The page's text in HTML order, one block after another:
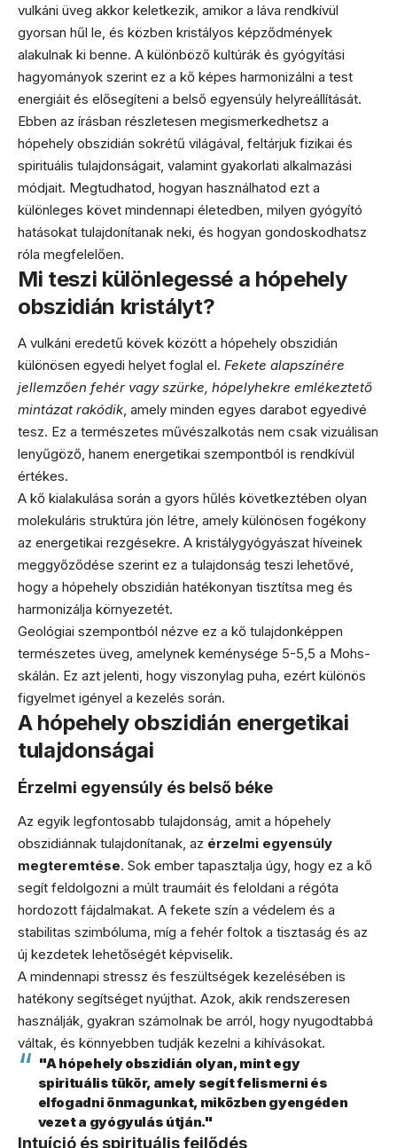
vulkáni üveg akkor keletkezik, amikor a láva rendkívül
gyorsan hűl le, és közben kristályos képződmények
alakulnak ki benne. A különböző kultúrák és gyógyítási
hagyományok szerint ez a kő képes harmonizálni a test
energiáit és elősegíteni a belső egyensúly helyreállítását.
Ebben az írásban részletesen megismerkedhetsz a
hópehely obszidián sokrétű világával, feltárjuk fizikai és
spirituális tulajdonságait, valamint gyakorlati alkalmazási
módjait. Megtudhatod, hogyan használhatod ezt a
különleges követ mindennapi életedben, milyen gyógyító
hatásokat tulajdonítanak neki, és hogyan gondoskodhatsz
róla megfelelően.
Mi teszi különlegessé a hópehely
obszidián kristályt?
A vulkáni eredetű kövek között a hópehely obszidián
különösen egyedi helyet foglal el. Fekete alapszínére
jellemzően fehér vagy szürke, hópelyhekre emlékeztető
mintázat rakódik, amely minden egyes darabot egyedivé
tesz. Ez a természetes művészalkotás nem csak vizuálisan
lenyűgöző, hanem energetikai szempontból is rendkívül
értékes.
A kő kialakulása során a gyors hűlés következtében olyan
molekuláris struktúra jön létre, amely különösen fogékony
az energetikai rezgésekre. A kristálygyógyászat híveinek
meggyőződése szerint ez a tulajdonság teszi lehetővé,
hogy a hópehely obszidián hatékonyan tisztítsa meg és
harmonizálja környezetét.
Geológiai szempontból nézve ez a kő tulajdonképpen
természetes üveg, amelynek keménysége 5-5,5 a Mohs-
skálán. Ez azt jelenti, hogy viszonylag puha, ezért különös
figyelmet igényel a kezelés során.
A hópehely obszidián energetikai
tulajdonságai
Érzelmi egyensúly és belső béke
Az egyik legfontosabb tulajdonság, amit a hópehely
obszidiánnak tulajdonítanak, az érzelmi egyensúly
megteremtése. Sok ember tapasztalja úgy, hogy ez a kő
segít feldolgozni a múlt traumáit és feloldani a régóta
hordozott fájdalmakat. A fekete szín a védelem és a
stabilitas szimbóluma, míg a fehér foltok a tisztaság és az
új kezdetek lehetőségét képviselik.
A mindennapi stressz és feszültségek kezelésében is
hatékony segítséget nyújthat. Azok, akik rendszeresen
használják, gyakran számolnak be arról, hogy nyugodtabbá
váltak, és könnyebben tudják kezelni a kihívásokat.
"A hópehely obszidián olyan, mint egy
spirituális tükör, amely segít felismerni és
elfogadni önmagunkat, miközben gyengéden
vezet a gyógyulás útján."
Intuíció és spirituális fejlődés